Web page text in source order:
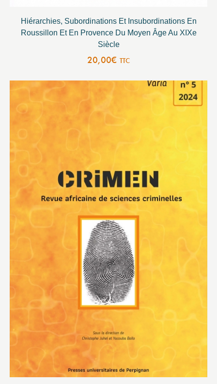
Hiérarchies, Subordinations Et Insubordinations En
Roussillon Et En Provence Du Moyen Âge Au XIXe
Siècle
20,00€ TTC